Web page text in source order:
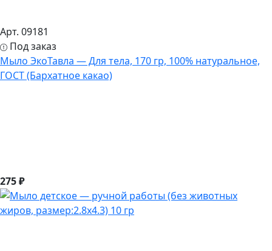
Арт. 09181
Под заказ
Мыло ЭкоТавла — Для тела, 170 гр, 100% натуральное,
ГОСТ (Бархатное какао)
275 ₽